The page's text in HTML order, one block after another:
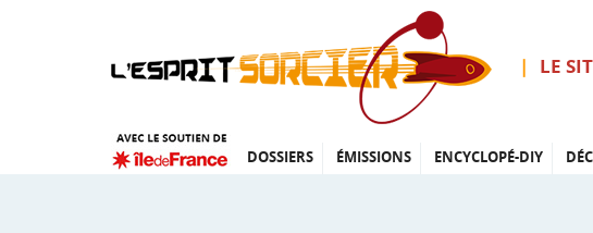
LE
DOSSIERS ÉMISSIONS ENCYCLOPÉ-DIY